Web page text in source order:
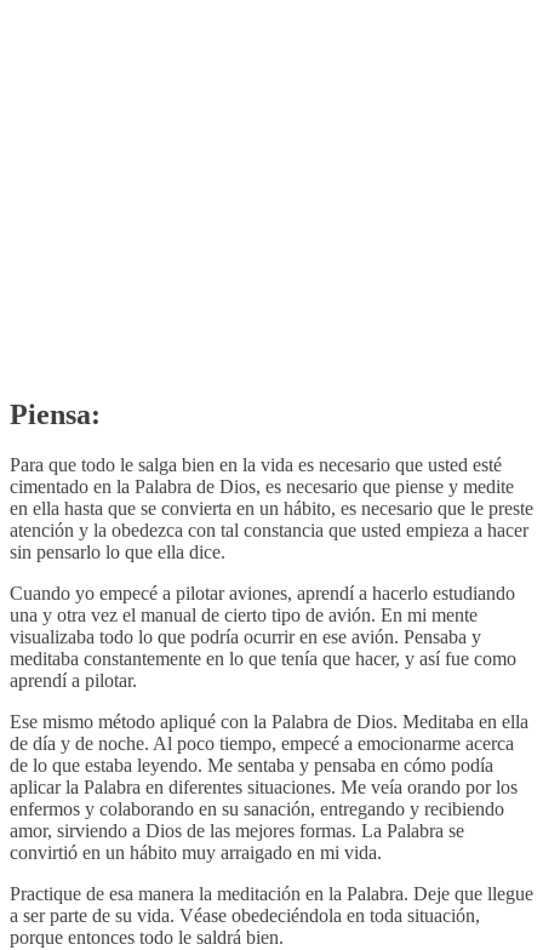
Piensa:
Para que todo le salga bien en la vida es necesario que usted esté
cimentado en la Palabra de Dios, es necesario que piense y medite
en ella hasta que se convierta en un hábito, es necesario que le preste
atención y la obedezca con tal constancia que usted empieza a hacer
sin pensarlo lo que ella dice.
Cuando yo empecé a pilotar aviones, aprendí a hacerlo estudiando
una y otra vez el manual de cierto tipo de avión. En mi mente
visualizaba todo lo que podría ocurrir en ese avión. Pensaba y
meditaba constantemente en lo que tenía que hacer, y así fue como
aprendí a pilotar.
Ese mismo método apliqué con la Palabra de Dios. Meditaba en ella
de día y de noche. Al poco tiempo, empecé a emocionarme acerca
de lo que estaba leyendo. Me sentaba y pensaba en cómo podía
aplicar la Palabra en diferentes situaciones. Me veía orando por los
enfermos y colaborando en su sanación, entregando y recibiendo
amor, sirviendo a Dios de las mejores formas. La Palabra se
convirtió en un hábito muy arraigado en mi vida.
Practique de esa manera la meditación en la Palabra. Deje que llegue
a ser parte de su vida. Véase obedeciéndola en toda situación,
porque entonces todo le saldrá bien.